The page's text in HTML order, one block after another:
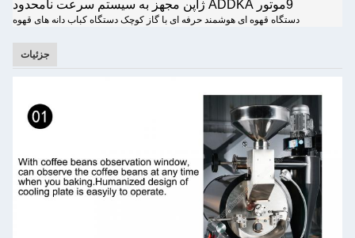
9موتور ADDKA ژاپن مجهز به سيستم سرعت نامحدود
دستگاه قهوه ای هوشمند حرفه ای با گاز کوچک دستگاه کباب دانه های قهوه
جزئیات